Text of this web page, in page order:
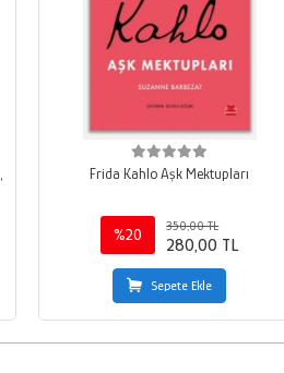
Frida Kahlo Aşk Mektupları
%20
350,00 TL
280,00 TL
Sepete Ekle